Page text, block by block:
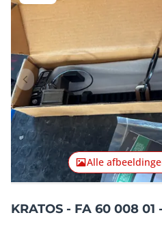
Vorig item
Alle
KRATOS - FA 60 008